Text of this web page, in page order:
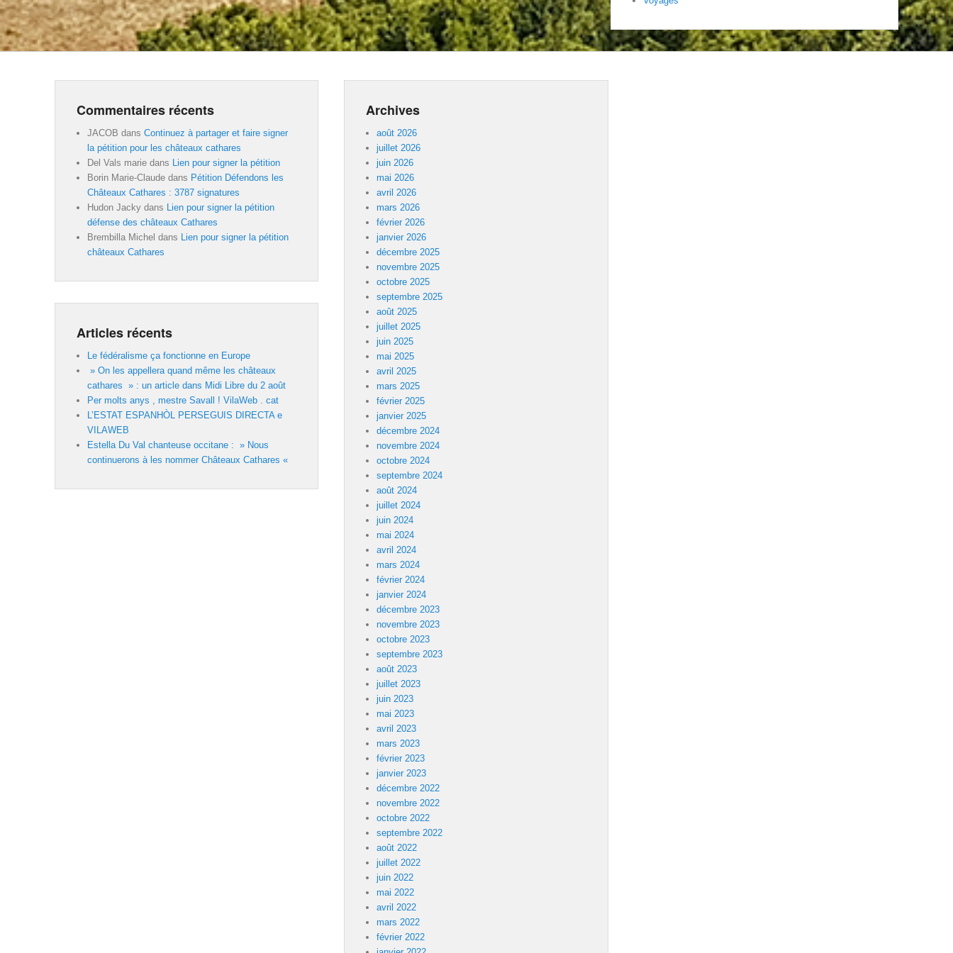
Commentaires récents
JACOB dans Continuez à partager et faire signer
la pétition pour les châteaux cathares
Del Vals marie dans
Lien pour signer la pétition
Borin Marie-Claude dans Pétition Défendons les
Châteaux Cathares : 3787 signatures
Hudon Jacky dans
Lien pour signer la pétition
défense des châteaux Cathares
Brembilla Michel dans
Lien pour signer la pétition
châteaux Cathares
Articles récents
Le fédéralisme ça fonctionne en Europe
» On les appellera quand même les châteaux
cathares » : un article dans Midi Libre du 2 août
Per molts anys , mestre Savall ! VilaWeb . cat
L’ESTAT ESPANHÒL PERSEGUIS DIRECTA e
VILAWEB
Estella Du Val chanteuse occitane : » Nous
continuerons à les nommer Châteaux Cathares «
Archives
août 2026
juillet 2026
juin 2026
mai 2026
avril 2026
mars 2026
février 2026
janvier 2026
décembre 2025
novembre 2025
octobre 2025
septembre 2025
août 2025
juillet 2025
juin 2025
mai 2025
avril 2025
mars 2025
février 2025
janvier 2025
décembre 2024
novembre 2024
octobre 2024
septembre 2024
août 2024
juillet 2024
juin 2024
mai 2024
avril 2024
mars 2024
février 2024
janvier 2024
décembre 2023
novembre 2023
octobre 2023
septembre 2023
août 2023
juillet 2023
juin 2023
mai 2023
avril 2023
mars 2023
février 2023
janvier 2023
décembre 2022
novembre 2022
octobre 2022
septembre 2022
août 2022
juillet 2022
juin 2022
mai 2022
avril 2022
mars 2022
février 2022